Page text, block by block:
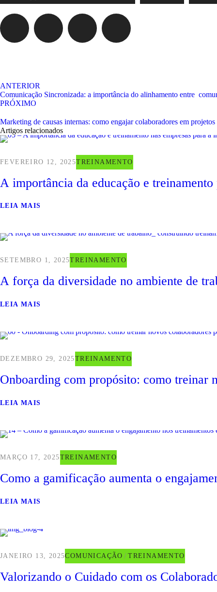
ANTERIOR
Comunicação Sincronizada: a importância do alinhamento entre
PRÓXIMO
Marketing de causas internas: como engajar colaboradores em projetos
Artigos relacionados
FEVEREIRO 12, 2025TREINAMENTO
A importância da educação e
LEIA MAIS
SETEMBRO 1, 2025TREINAMENTO
A força da diversidade no ambiente de
LEIA MAIS
DEZEMBRO 29, 2025TREINAMENTO
Onboarding com propósito: como treinar
LEIA MAIS
MARÇO 17, 2025TREINAMENTO
Como a gamificação aumenta o
LEIA MAIS
JANEIRO 13, 2025COMUNICAÇÃO TREINAMENTO
Valorizando o Cuidado com os